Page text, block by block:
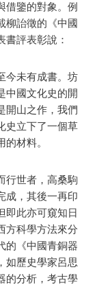
借鑒的對象。例
柳詒徵的《中國
評表彰說：
今未有成書。坊
中國文化史的開
開山之作，我們
史立下了一個草
材料。
行世者，高桑駒
成，其後一再印
即此亦可窺知日
方科學方法來分
的《中國青銅器
如歷史學家呂思
的分析，考古學